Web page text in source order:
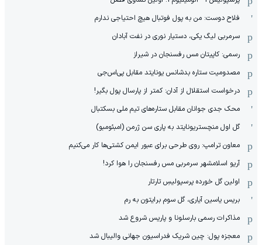
فلاح دوست: من به پول فوتبال هیچ احتیاجی ندارم
سرمربی لیگ یکی، دستیار نوری در نفت آبادان
رسمی: کاپیتان مس رفسنجان در شیراز
مصدومیت ستاره بدشانس یونایتد مقابل پی‌اس‌جی
درخواست استقلال از آدان: کمتر از پارسال پول بگیر!
محک جدی ‌جوانان مقابل ستاره‌های تیم ملی بسکتبال
گل اول منچستریونایتد به پاری سن ژرمن (امبئومبو)
معاون ترامپ: روی طرحی برای عبور ایمن کشتی‌ها کار می‌کنیم
آریو اسلامشهر سرمربی مس رفسنجان را هوا کرد!
اولین گل خورده پرسپولیسِ تارتار
بریس یاسین آیاری، گل سوم برایتون به رم
مذاکرات رسمی بارسلونا و پاریس شروع شد
معجزه پول: چین شریک فدراسیون جهانی والیبال شد